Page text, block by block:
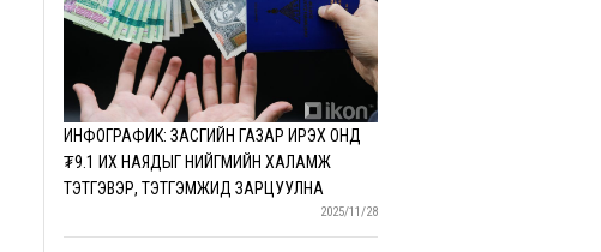
ИНФОГРАФИК: ЗАСГИЙН ГАЗАР ИРЭХ ОНД
₮9.1 ИХ НАЯДЫГ НИЙГМИЙН ХАЛАМЖ
ТЭТГЭВЭР, ТЭТГЭМЖИД ЗАРЦУУЛНА
2025/11/28